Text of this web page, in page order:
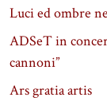
Luci ed ombre
ADSeT in
cannoni”
Ars gratia artis